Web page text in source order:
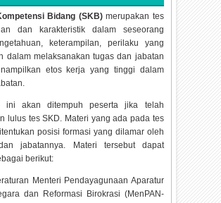
Bidang (SKB)merupakan tes
dan karakteristik dalam seseorang
keterampilan, perilaku yang
dalam melaksanakan tugas dan jabatan
etos kerja yang tinggi dalam
ini akan ditempuh peserta jika telah
lulus tes SKD. Materi yang ada pada tes
posisi formasi yang dilamar oleh
jabatannya. Materi tersebut dapat
berikut:
Menteri Pendayagunaan Aparatur
dan Reformasi Birokrasi (MenPAN-